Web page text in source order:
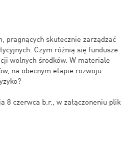
pragnących skutecznie zarządzać
Czym różnią się fundusze
wolnych środków. W materiale
na obecnym etapie rozwoju
8 czerwca b.r., w załączoneniu plik